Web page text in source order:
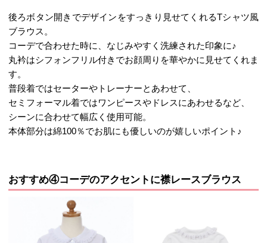
後ろボタン開きでデザインをすっきり見せてくれるTシャツ風
ブラウス。
コーデで合わせた時に、なじみやすく洗練された印象に♪
丸衿はシフォンフリル付きでお顔周りを華やかに見せてくれま
す。
普段着ではセーターやトレーナーとあわせて、
セミフォーマル着ではワンピースやドレスにあわせるなど、
シーンに合わせて幅広く使用可能。
本体部分は綿100％でお肌にも優しいのが嬉しいポイント♪
おすすめ④コーデのアクセントに襟レースブラウス